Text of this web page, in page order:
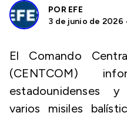
POR EFE
3 de junio de 2026
El Comando
(CENTCOM)
estadounidenses
varios misiles